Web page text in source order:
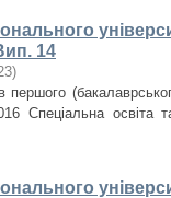
14
)
Спеціальна освіта